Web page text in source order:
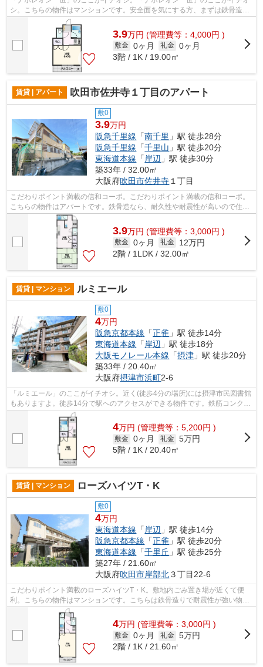
シ。こちらの物件はマンションです。安全面を気にする方、まずは鉄骨造を
ご検討されてみませんか。ミライズ吹...
3.9万円 (管理費等：4,000円 )
敷金 0ヶ月 礼金 0ヶ月
3階 / 1K / 19.00㎡
賃貸 | アパート 吹田市佐井寺１丁目のアパート
敷0
3.9万円
阪急千里線 「南千里 」駅 徒歩28分
阪急千里線 「千里山 」駅 徒歩20分
東海道本線 「 岸辺 」駅 徒歩30分
築33年 / 32.00㎡
大阪府吹田市佐井寺 １丁目
こだわりポイント満載の信和コーポ。こだわりポイント満載の信和コーポ。
こちらの物件はアパートです。鉄骨造なら、耐久性や耐震性が高いので住ん
でで安心です。ミライズ吹田店では阪...
3.9万円 (管理費等：3,000円 )
敷金 0ヶ月 礼金
12万円
2階 / 1LDK / 32.00㎡
賃貸 | マンション ルミエール
敷0
4万円
阪急京都本線 「正雀 」駅 徒歩14分
東海道本線 「 岸辺 」駅 徒歩18分
大阪モノレール本線 「摂津 」駅 徒歩20分
築33年 / 20.40㎡
大阪府摂津市浜町2-6
「ルミエール」のここがイチオシ。近く(徒歩4分の場所)には摂津市民図書館
もありますよ。徒歩14分で駅へのアクセスができる物件です。鉄筋コンクリ
ートの物件を選ぶのなら、当社の物件...
4万円 (管理費等：5,200円 )
敷金 0ヶ月 礼金 5万円
5階 / 1K / 20.40㎡
賃貸 | マンション ローズハイツT・K
敷0
4万円
東海道本線 「岸辺 」駅 徒歩14分
阪急京都本線 「正雀 」駅 徒歩20分
東海道本線 「千里丘 」駅 徒歩25分
築27年 / 21.60㎡
大阪府吹田市岸部北３丁目22-6
こだわりポイント満載のローズハイツT・K。敷地内ごみ置き場が近くて便
利。こちらの物件はマンションです。こちらは鉄骨造りで耐震性が強い物件
です。ミライズ吹田店でお客様の希望す...
4万円 (管理費等：3,000円 )
敷金 0ヶ月 礼金 5万円
2階 / 1K / 21.60㎡